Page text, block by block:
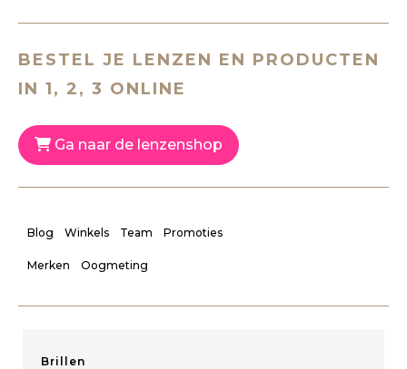
BESTEL JE LENZEN EN PRODUCTEN
IN 1, 2, 3 ONLINE
Ga naar de lenzenshop
Blog Winkels Team Promoties
Merken Oogmeting
Brillen